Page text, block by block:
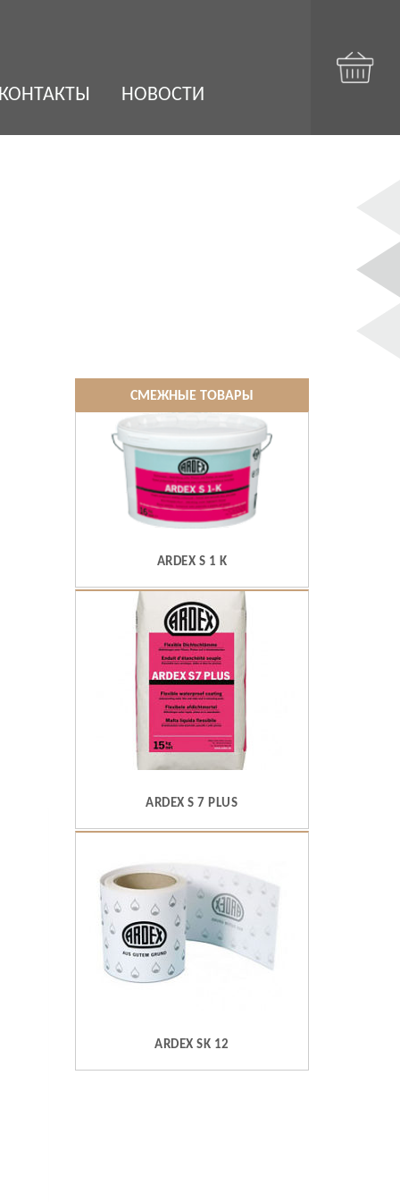
КОНТАКТЫ НОВОСТИ
СМЕЖНЫЕ ТОВАРЫ
ARDEX S 1 K
ARDEX S 7 PLUS
ARDEX SK 12